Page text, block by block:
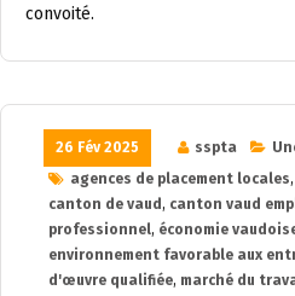
convoité.
26 Fév 2025 sspta
agences de placement locales,
canton de vaud , canton vaud
professionnel, économie
environnement favorable aux
d'œuvre qualifiée, marché du